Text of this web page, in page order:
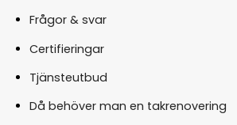
Frågor & svar
Certifieringar
Tjänsteutbud
Då behöver man en takrenovering